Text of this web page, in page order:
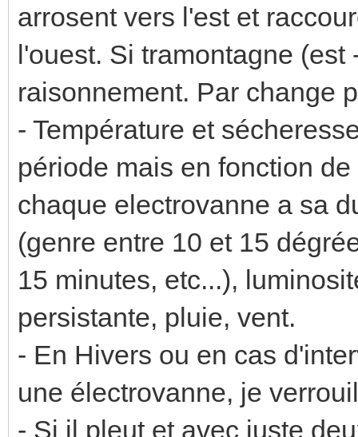
arrosent vers l'est et
l'ouest. Si tramontagne
raisonnement. Par change
- Température et
période mais en fonction
chaque electrovanne a sa
(genre entre 10 et 15
15 minutes, etc...),
persistante, pluie, vent.
- En Hivers ou en cas
une électrovanne, je
- Si il pleut et avec juste